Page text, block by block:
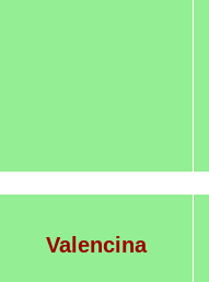
Valencina